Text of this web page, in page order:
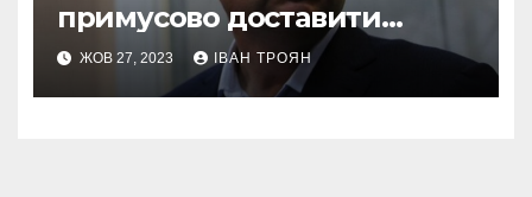
примусово доставити
Дубневича до суду
ЖОВ 27, 2023 ІВАН ТРОЯН